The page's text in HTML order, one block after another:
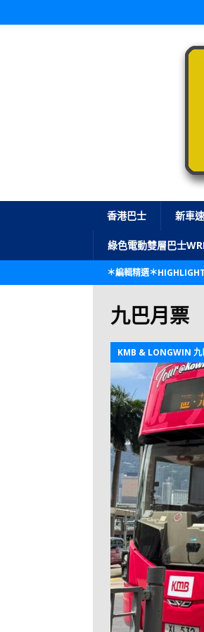
香港巴士 新車
綠色電動雙層巴士
＊編輯精選＊
九巴月票
KMB & LONGWIN 九